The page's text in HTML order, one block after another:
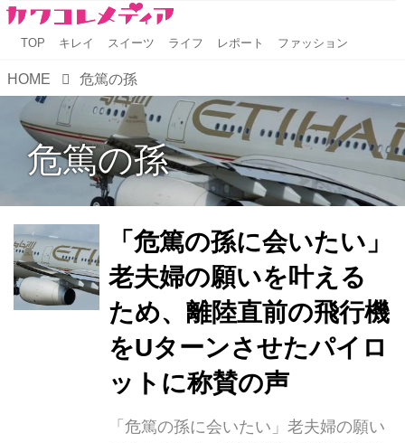
TOP キレイ スイーツ ライフ レポート ファッション
HOME 危篤の孫
危篤の孫
「危篤の孫に会いたい」
老夫婦の願いを叶える
ため、離陸直前の飛行機
をUターンさせたパイロ
ットに称賛の声
「危篤の孫に会いたい」老夫婦の願い